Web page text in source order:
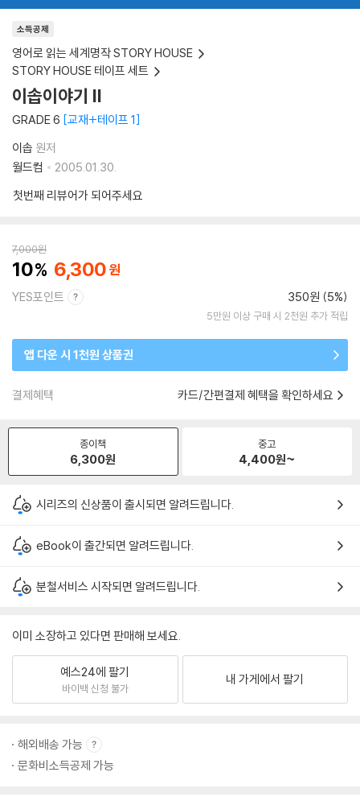
소득공제
영어로 읽는 세계명작 STORY HOUSE
STORY HOUSE 테이프 세트
이솝이야기 II
GRADE 6 교재+테이프 1
이솝 원저
월드컴
2005.01.30.
첫번째 리뷰어가 되어주세요
7,000원
10 6,300
YES포인트 350원 (5%)
5만원 이상 구매 시 2천원 추가 적립
앱 다운 시 1천원 상품권
결제혜택 카드/간편결제 혜택을 확인하세요
종이책
6,300원
중고
4,400원~
시리즈의 신상품이 출시되면 알려드립니다.
eBook이 출간되면 알려드립니다.
분철서비스 시작되면 알려드립니다.
이미 소장하고 있다면 판매해 보세요.
예스24에 팔기
바이백 신청 불가
내 가게에서 팔기
해외배송 가능
문화비소득공제 가능